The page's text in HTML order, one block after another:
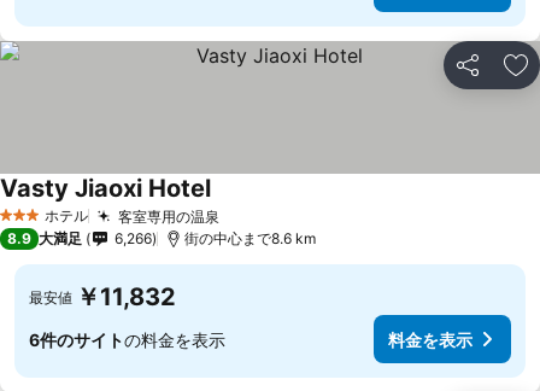
シェア お
3 ホテルのランク
ホテル 客室専用の温泉料金を表示
Vasty Jiaoxi Hotel料金を表示
8.9 大満足 6,266 街の中心まで8.6 km
最安値 ￥11,832
6件のサイトの料金を表示 料金を表示